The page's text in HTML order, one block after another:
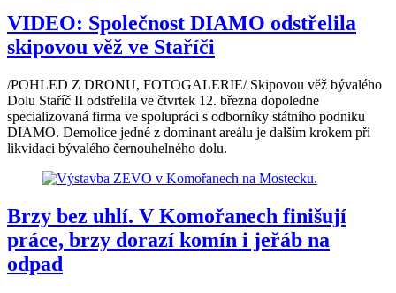
VIDEO: Společnost DIAMO odstřelila
skipovou věž ve Staříči
/POHLED Z DRONU, FOTOGALERIE/ Skipovou věž bývalého
Dolu Staříč II odstřelila ve čtvrtek 12. března dopoledne
specializovaná firma ve spolupráci s odborníky státního podniku
DIAMO. Demolice jedné z dominant areálu je dalším krokem při
likvidaci bývalého černouhelného dolu.
Brzy bez uhlí. V Komořanech finišují
práce, brzy dorazí komín i jeřáb na
odpad